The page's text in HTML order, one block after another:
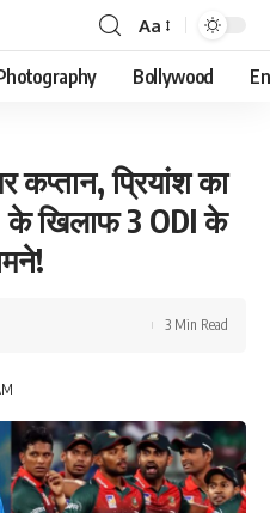
Font
Resizer
Aa
Bollywood
कप्तान, प्रियांश का
के खिलाफ 3 ODI के
3 Min Read